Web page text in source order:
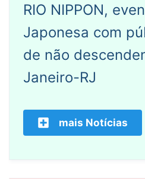
RIO NIPPON,
Japonesa com
de não
Janeiro-RJ
mais Notícias